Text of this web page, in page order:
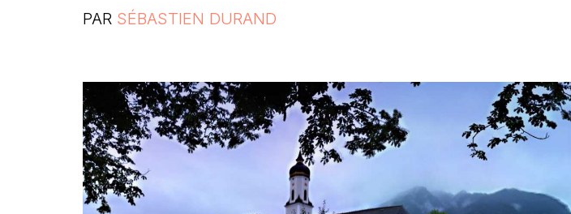
PAR SÉBASTIEN DURAND